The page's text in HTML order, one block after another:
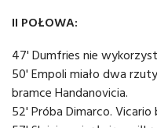
II POŁOWA:
47' Dumfries nie
50' Empoli miało dwa
bramce Handanovicia.
52' Próba Dimarco. Vicario